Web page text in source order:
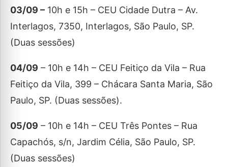
03/09 – 10h e 15h – CEU Cidade Dutra – Av.
Interlagos, 7350, Interlagos, São Paulo, SP.
(Duas sessões)
04/09 – 10h e 14h – CEU Feitiço da Vila – Rua
Feitiço da Vila, 399 – Chácara Santa Maria, São
Paulo, SP. (Duas sessões).
05/09 – 10h e 14h – CEU Três Pontes – Rua
Capachós, s/n, Jardim Célia, São Paulo, SP.
(Duas sessões)